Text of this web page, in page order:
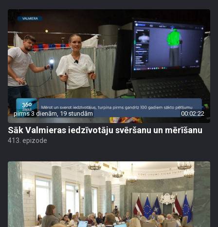
pirms 3 dienām, 19 stundām 00:02:22
Sāk Valmieras iedzīvotāju svēršanu un mērīšanu
413. epizode